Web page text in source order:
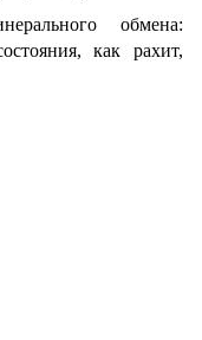
обмена:
как рахит,